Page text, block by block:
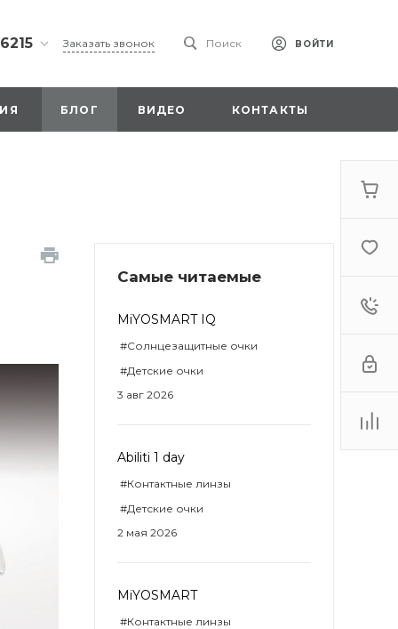
со
IV-
Заказать звонок Поиск ВОЙТИ
БЛОГ ВИДЕО КОНТАКТЫ
Самые читаемые
MiYOSMART IQ
#Солнцезащитные очки
#Детские очки
3 авг 2026
Abiliti 1 day
#Контактные линзы
#Детские очки
2 мая 2026
MiYOSMART
#Контактные линзы